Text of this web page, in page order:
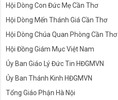
Hội Dòng Con Đức Mẹ Cần Thơ
Hội Dòng Mến Thánh Giá Cần Thơ
Hội Dòng Chúa Quan Phòng Cần Thơ
Hội Đồng Giám Mục Việt Nam
Ủy Ban Giáo Lý Đức Tin HĐGMVN
Ủy Ban Thánh Kinh HĐGMVN
Tổng Giáo Phận Hà Nội